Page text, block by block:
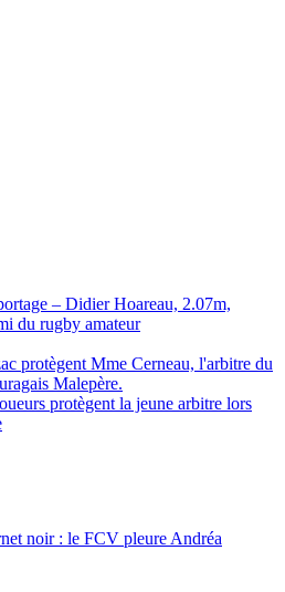
– Didier Hoareau, 2.07m,
du rugby amateur
protègent la jeune arbitre lors
noir : le FCV pleure Andréa